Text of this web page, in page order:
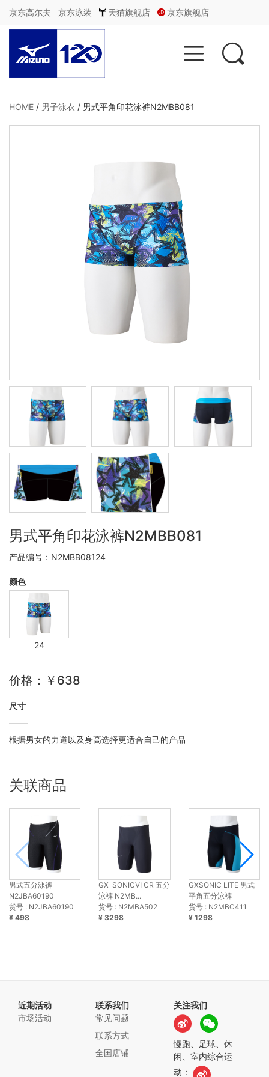
京东高尔夫 京东泳装 天猫旗舰店 京东旗舰店
 
HOME / 男子泳衣 / 男式平角印花泳裤N2MBB081
男式平角印花泳裤N2MBB081
产品编号：N2MBB08124
颜色
24
价格：￥638
尺寸
根据男女的力道以及身高选择更适合自己的产品
关联商品
男式五分泳裤
N2JBA60190
货号 : N2JBA60190
¥ 498
GX･SONICⅥ CR 五分
泳裤 N2MB...
货号 : N2MBA502
¥ 3298
GXSONIC LITE 男式
平角五分泳裤
货号 : N2MBC411
¥ 1298
近期活动
市场活动
联系我们
常见问题
联系方式
全国店铺
关注我们
慢跑、足球、休
闲、室内综合运
动：